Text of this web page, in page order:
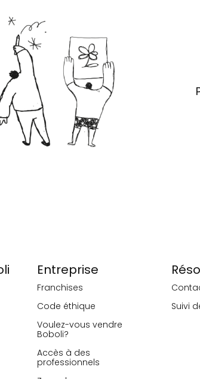
Entreprise
Franchises
Code éthique
Voulez-vous vendre
Boboli?
Accès à des
professionnels
Suivi